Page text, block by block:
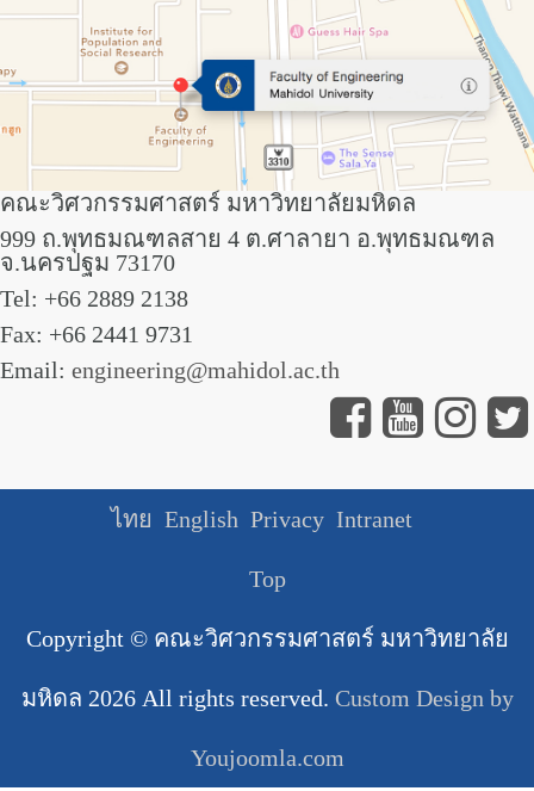
คณะวิศวกรรมศาสตร์ มหาวิทยาลัยมหิดล
999 ถ.พุทธมณฑลสาย 4 ต.ศาลายา อ.พุทธมณฑล
จ.นครปฐม 73170
Tel: +66 2889 2138
Fax: +66 2441 9731
Email: engineering@mahidol.ac.th
ไทย English Privacy Intranet
Top
Copyright © คณะวิศวกรรมศาสตร์ มหาวิทยาลัย
มหิดล 2026 All rights reserved. Custom Design by
Youjoomla.com